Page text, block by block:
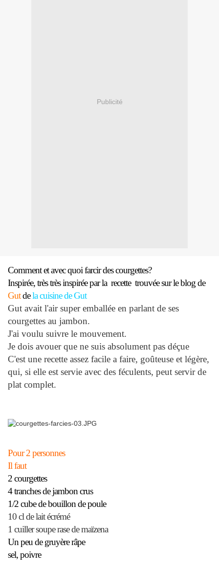
Publicité
Comment et avec quoi farcir des courgettes?
Inspirée, très très inspirée par la recette trouvée sur le blog de
Gutdela cuisine de Gut
Gut avait l'air super emballée en parlant de ses
courgettes au jambon.
J'ai voulu suivre le mouvement.
Je dois avouer que ne suis absolument pas déçue
C'est une recette assez facile a faire, goûteuse et légère,
qui, si elle est servie avec des féculents, peut servir de
plat complet.
Pour 2 personnes
Il faut
2 courgettes
4 tranches de jambon crus
1/2 cube de bouillon de poule
10 cl de lait écrémé
1 cuiller soupe rase de maïzena
Un peu de gruyère râpe
sel, poivre